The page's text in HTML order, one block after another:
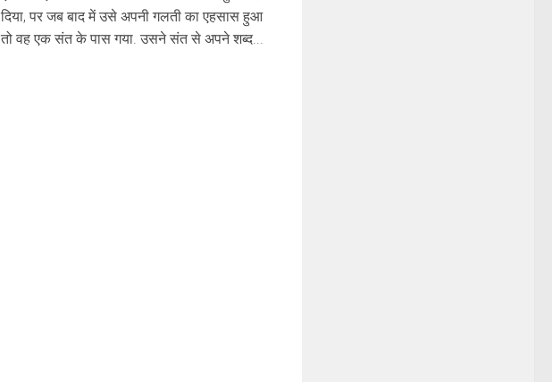
दिया, पर जब बाद में उसे अपनी गलती का एहसास हुआ
तो वह एक संत के पास गया. उसने संत से अपने शब्द...